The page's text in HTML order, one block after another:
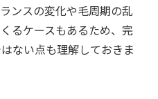
ンスの変化や毛周期の乱
るケースもあるため、完
ない点も理解しておきま